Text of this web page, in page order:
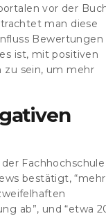
vor der
man diese
Bewertungen
ist, mit positiven
sein, um mehr
Fachhochschule
bestätigt,
ab”, und “etwa